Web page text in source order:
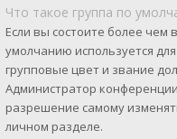
Что такое группа по
Если вы состоите более чем
умолчанию используется
групповые цвет и звание
Администратор
разрешение самому
личном разделе.